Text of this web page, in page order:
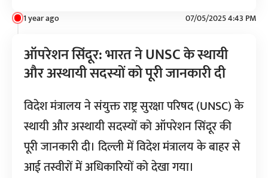
1 year ago 07/05/2025 4:43 PM
ऑपरेशन सिंदूर: भारत ने UNSC के स्थायी
और अस्थायी सदस्यों को पूरी जानकारी दी
विदेश मंत्रालय ने संयुक्त राष्ट्र सुरक्षा परिषद (UNSC) के
स्थायी और अस्थायी सदस्यों को ऑपरेशन सिंदूर की
पूरी जानकारी दी। दिल्ली में विदेश मंत्रालय के बाहर से
आई तस्वीरों में अधिकारियों को देखा गया।